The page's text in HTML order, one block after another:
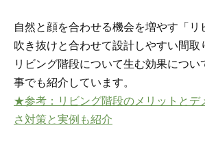
自然と顔を合わせる機会を増やす「リ
吹き抜けと合わせて設計しやすい間取
リビング階段について生む効果につい
事でも紹介しています。
★参考：リビング階段のメリットとデ
さ対策と実例も紹介